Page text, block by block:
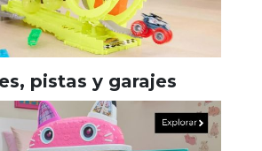
pistas y garajes